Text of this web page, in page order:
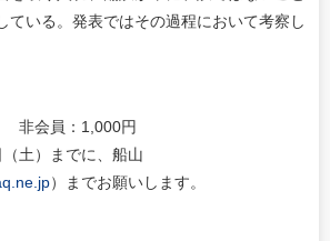
ている。発表ではその過程において考察し
非会員：1,000円
土）までに、船山
）までお願いします。